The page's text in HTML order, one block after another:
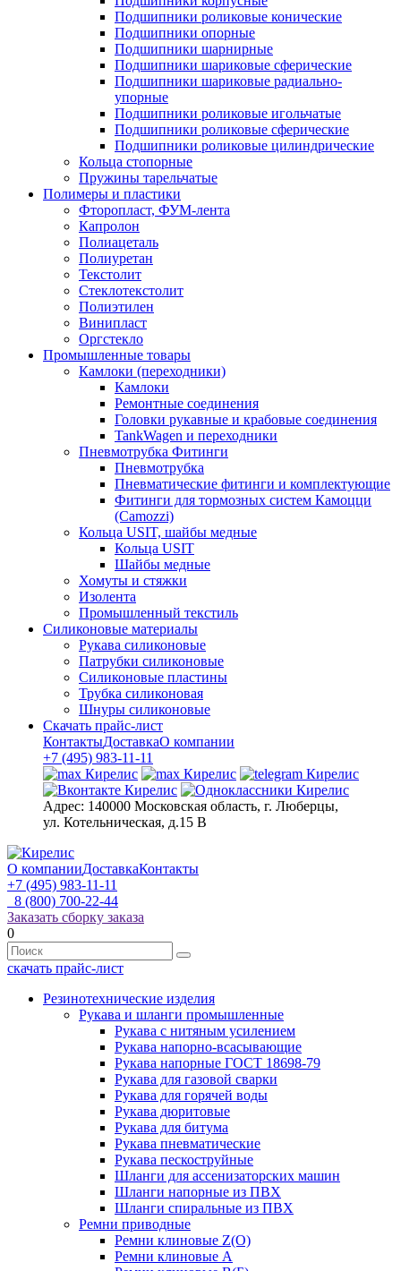
Подшипники роликовые конические
Подшипники опорные
Подшипники шарнирные
Подшипники шариковые сферические
Подшипники шариковые радиально-
упорные
Подшипники роликовые игольчатые
Подшипники роликовые сферические
Подшипники роликовые цилиндрические
Кольца стопорные
Пружины тарельчатые
Полимеры и пластики
Фторопласт, ФУМ-лента
Капролон
Полиацеталь
Полиуретан
Текстолит
Стеклотекстолит
Полиэтилен
Винипласт
Оргстекло
Промышленные товары
Камлоки (переходники)
Камлоки
Ремонтные соединения
Головки рукавные и крабовые соединения
TankWagen и переходники
Пневмотрубка Фитинги
Пневмотрубка
Пневматические фитинги и комплектующие
Фитинги для тормозных систем Камоцци
(Camozzi)
Кольца USIT, шайбы медные
Кольца USIT
Шайбы медные
Хомуты и стяжки
Изолента
Промышленный текстиль
Силиконовые материалы
Рукава силиконовые
Патрубки силиконовые
Силиконовые пластины
Трубка силиконовая
Шнуры силиконовые
Скачать прайс-лист
КонтактыДоставкаО компании
+7 (495) 983-11-11
Адрес: 140000 Московская область, г. Люберцы,
ул. Котельническая, д.15 В
О компанииДоставкаКонтакты
+7 (495) 983-11-11
8 (800) 700-22-44
Заказать сборку заказа
0
скачать прайс-лист
Резинотехнические изделия
Рукава и шланги промышленные
Рукава с нитяным усилением
Рукава напорно-всасывающие
Рукава напорные ГОСТ 18698-79
Рукава для газовой сварки
Рукава для горячей воды
Рукава дюритовые
Рукава для битума
Рукава пневматические
Рукава пескоструйные
Шланги для ассенизаторских машин
Шланги напорные из ПВХ
Шланги спиральные из ПВХ
Ремни приводные
Ремни клиновые Z(О)
Ремни клиновые А